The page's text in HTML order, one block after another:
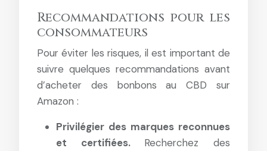
Recommandations pour les
consommateurs
Pour éviter les risques, il est important de
suivre quelques recommandations avant
d’acheter des bonbons au CBD sur
Amazon :
Privilégier des marques reconnues
et certifiées. Recherchez des